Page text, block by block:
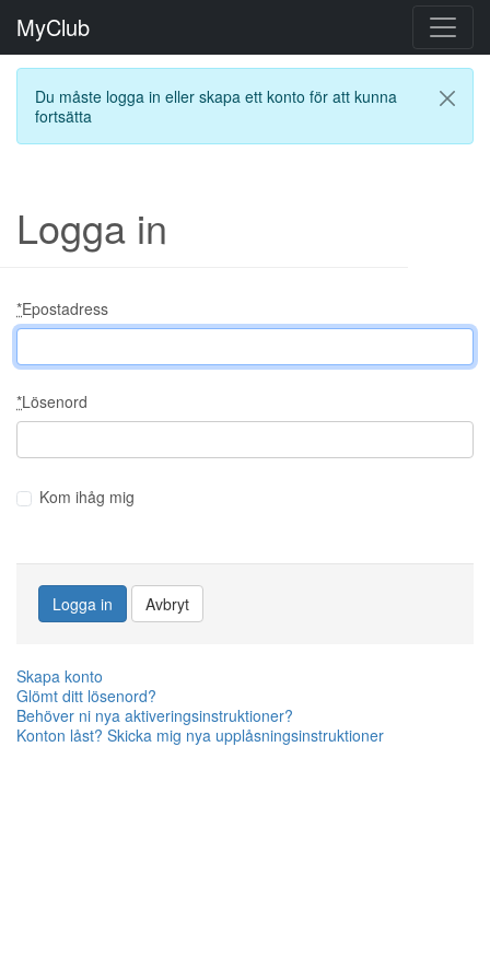
MyClub
Du måste logga in eller skapa ett konto för att kunna
fortsätta
Logga in
*Epostadress
*Lösenord
Kom ihåg mig
Logga in Avbryt
Skapa konto
Glömt ditt lösenord?
Behöver ni nya aktiveringsinstruktioner?
Konton låst? Skicka mig nya upplåsningsinstruktioner